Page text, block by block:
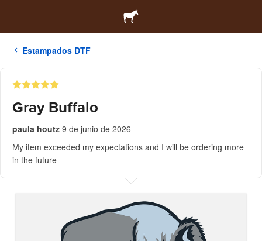
Estampados DTF
Gray Buffalo
paula houtz 9 de junio de 2026
My item exceeded my expectations and I will be ordering more
in the future